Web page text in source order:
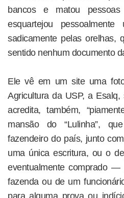
bancos e matou
esquartejou
sadicamente pelas orelhas,
sentido nenhum documento
Ele vê em um site uma
Agricultura da USP, a
acredita, também,
mansão do “Lulinha”,
fazendeiro do país, junto
uma única escritura, ou o
eventualmente comprado
fazenda ou de um
para alguma prova ou